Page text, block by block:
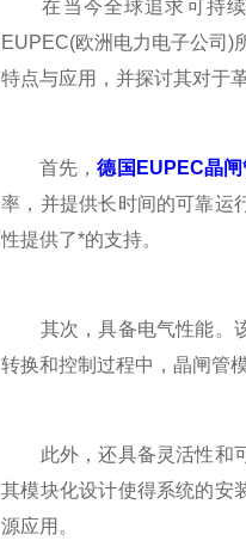
在当今全球追求可持续
EUPEC(欧洲电力电子公司)
特点与应用，并探讨其对于
首先，德国EUPEC晶闸
率，并提供长时间的可靠运
性提供了*的支持。
其次，具备电气性能。该
转换和控制过程中，晶闸管
此外，还具备灵活性和可
其模块化设计使得系统的安
源应用。